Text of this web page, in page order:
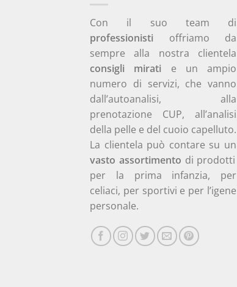
Con il suo team di
professionisti offriamo da
sempre alla nostra clientela
consigli mirati e un ampio
numero di servizi, che vanno
dall’autoanalisi, alla
prenotazione CUP, all’analisi
della pelle e del cuoio capelluto.
La clientela può contare su un
vasto assortimento di prodotti
per la prima infanzia, per
celiaci, per sportivi e per l’igene
personale.